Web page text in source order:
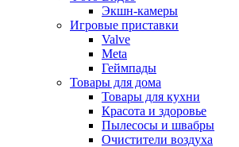
Экшн-камеры
Игровые приставки
Valve
Meta
Геймпады
Товары для дома
Товары для кухни
Красота и здоровье
Пылесосы и швабры
Очистители воздуха